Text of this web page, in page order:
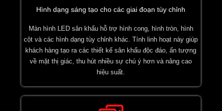
Hình dạng sáng tạo cho các giai đoạn tùy chỉnh
Màn hình LED sân khấu hỗ trợ hình cong, hình tròn, hình
cột và các hình dạng tùy chỉnh khác. Tính linh hoạt này giúp
khách hàng tạo ra các thiết kế sân khấu độc đáo, ấn tượng
về mặt thị giác, thu hút nhiều sự chú ý hơn và nâng cao
hiệu suất.